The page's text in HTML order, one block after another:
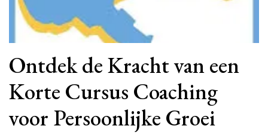
Ontdek de Kracht van een
Korte Cursus Coaching
voor Persoonlijke Groei